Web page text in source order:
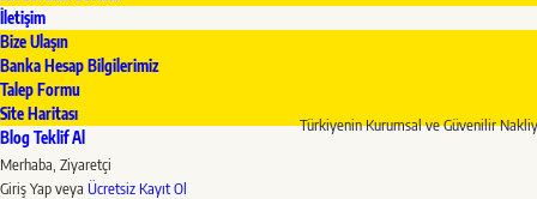
İletişim
Bize Ulaşın
Banka Hesap Bilgilerimiz
Talep Formu
Site Haritası
BlogTeklif Al
Türkiyenin Kurumsal ve Güvenilir
Merhaba, Ziyaretçi
Giriş Yapveya Ücretsiz Kayıt Ol